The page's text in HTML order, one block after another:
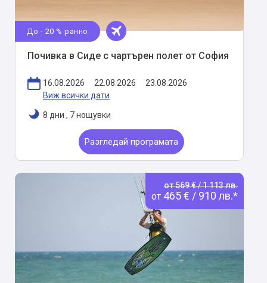
До - 20 % ранно
Почивка в Сиде с чартърен полет от София
16.08.2026 22.08.2026
23.08.2026
Виж всички дати
8 дни , 7 нощувки
Разгледай програмата
от 569 € / 1 113 лв.
от 465 € / 910 лв.*